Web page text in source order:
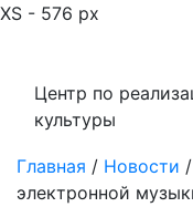
XS - 576 px
Центр по
культуры
Главная / Новости /
электронной